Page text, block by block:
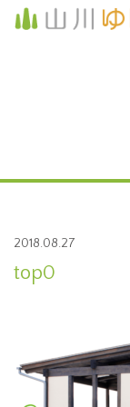
2018.08.27
top0